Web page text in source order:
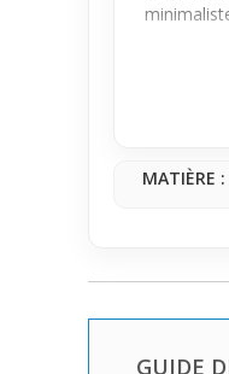
MATIÈRE :
GUIDE